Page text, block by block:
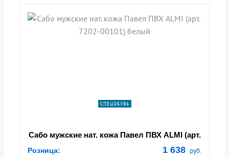
СПЕЦОБУВЬ
Сабо мужские нат. кожа Павел ПВХ ALMI (арт.
Розница: 1 638 руб.